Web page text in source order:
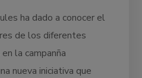
ha dado a conocer el
de los diferentes
la campanña
nueva iniciativa que